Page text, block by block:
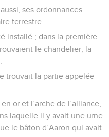
ses ordonnances
terrestre.
installé ; dans la première
le chandelier, la
trouvait la partie appelée
or et l’arche de l’alliance,
laquelle il y avait une urne
le bâton d’Aaron qui avait